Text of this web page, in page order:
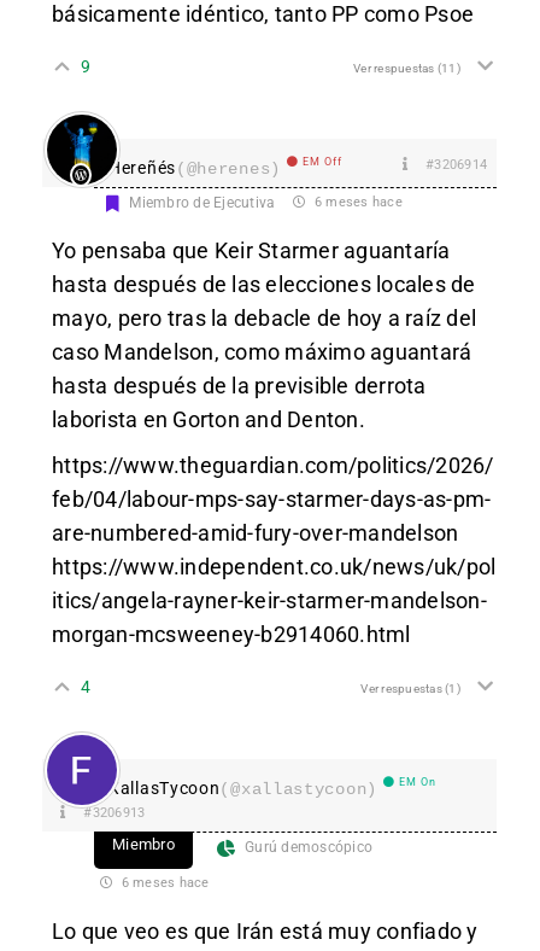
básicamente idéntico, tanto PP como Psoe
9 Ver respuestas (11)
Hereñés(@herenes) EM Off #3206914
Miembro de Ejecutiva 6 meses hace
Yo pensaba que Keir Starmer aguantaría
hasta después de las elecciones locales de
mayo, pero tras la debacle de hoy a raíz del
caso Mandelson, como máximo aguantará
hasta después de la previsible derrota
laborista en Gorton and Denton.
https://www.theguardian.com/politics/2026/
feb/04/labour-mps-say-starmer-days-as-pm-
are-numbered-amid-fury-over-mandelson
https://www.independent.co.uk/news/uk/pol
itics/angela-rayner-keir-starmer-mandelson-
morgan-mcsweeney-b2914060.html
4 Ver respuestas(1)
XallasTycoon(@xallastycoon) EM On
#3206913
Miembro Gurú demoscópico
6 meses hace
Lo que veo es que Irán está muy confiado y